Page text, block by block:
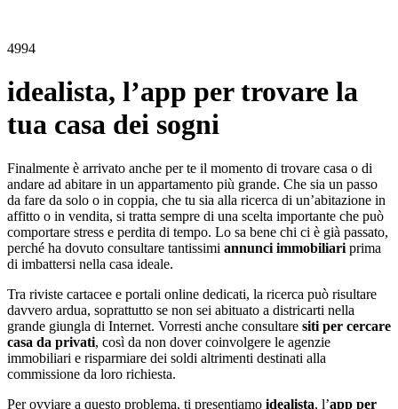
4994
idealista, l’app per trovare la
tua casa dei sogni
Finalmente è arrivato anche per te il momento di trovare casa o di
andare ad abitare in un appartamento più grande. Che sia un passo
da fare da solo o in coppia, che tu sia alla ricerca di un’abitazione in
affitto o in vendita, si tratta sempre di una scelta importante che può
comportare stress e perdita di tempo. Lo sa bene chi ci è già passato,
perché ha dovuto consultare tantissimi annunci immobiliari prima
di imbattersi nella casa ideale.
Tra riviste cartacee e portali online dedicati, la ricerca può risultare
davvero ardua, soprattutto se non sei abituato a districarti nella
grande giungla di Internet. Vorresti anche consultare siti per cercare
casa da privati, così da non dover coinvolgere le agenzie
immobiliari e risparmiare dei soldi altrimenti destinati alla
commissione da loro richiesta.
Per ovviare a questo problema, ti presentiamo idealista, l’app per